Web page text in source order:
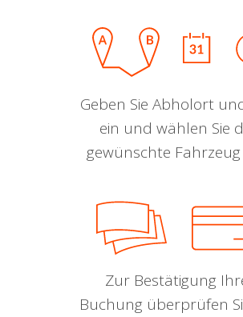
Geben Sie Abholort
ein und wählen Sie
gewünschte Fahrzeug
Zur Bestätigung
Buchung überprüfen